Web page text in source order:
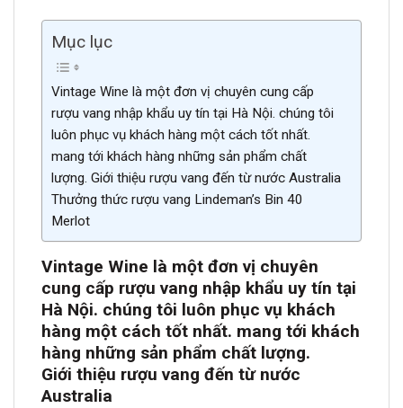
Mục lục
Vintage Wine là một đơn vị chuyên cung cấp
rượu vang nhập khẩu uy tín tại Hà Nội. chúng tôi
luôn phục vụ khách hàng một cách tốt nhất.
mang tới khách hàng những sản phẩm chất
lượng. Giới thiệu rượu vang đến từ nước Australia
Thưởng thức rượu vang Lindeman’s Bin 40
Merlot
Vintage Wine là một đơn vị chuyên
cung cấp rượu vang nhập khẩu uy tín tại
Hà Nội. chúng tôi luôn phục vụ khách
hàng một cách tốt nhất. mang tới khách
hàng những sản phẩm chất lượng.
Giới thiệu rượu vang đến từ nước
Australia